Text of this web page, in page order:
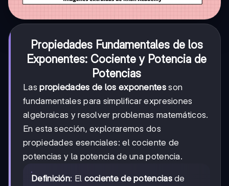
Propiedades Fundamentales de los
Exponentes: Cociente y Potencia de
Potencias
Laspropiedades de los exponentesson
fundamentales para simplificar expresiones
algebraicas y resolver problemas matemáticos.
En esta sección, exploraremos dos
propiedades esenciales: el cociente de
potencias y la potencia de una potencia.
Definición: El cociente de potenciasde